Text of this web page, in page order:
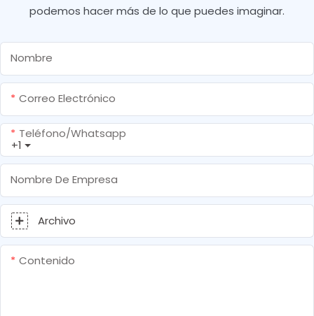
podemos hacer más de lo que puedes imaginar.
Nombre
Correo Electrónico
+1
Teléfono/whatsapp
Nombre De Empresa
Archivo
Contenido